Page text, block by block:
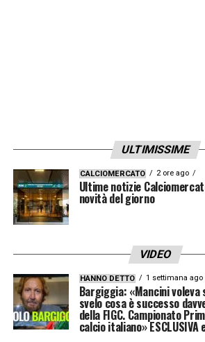
ULTIMISSIME
CALCIOMERCATO 2 ore ago
Ultime notizie
novità del giorno
VIDEO
HANNO DETTO 1 settimana ago
Bargiggia: «Mancini voleva
svelo cosa è successo
della FIGC. Campionato
calcio italiano» ESCLUSIVA